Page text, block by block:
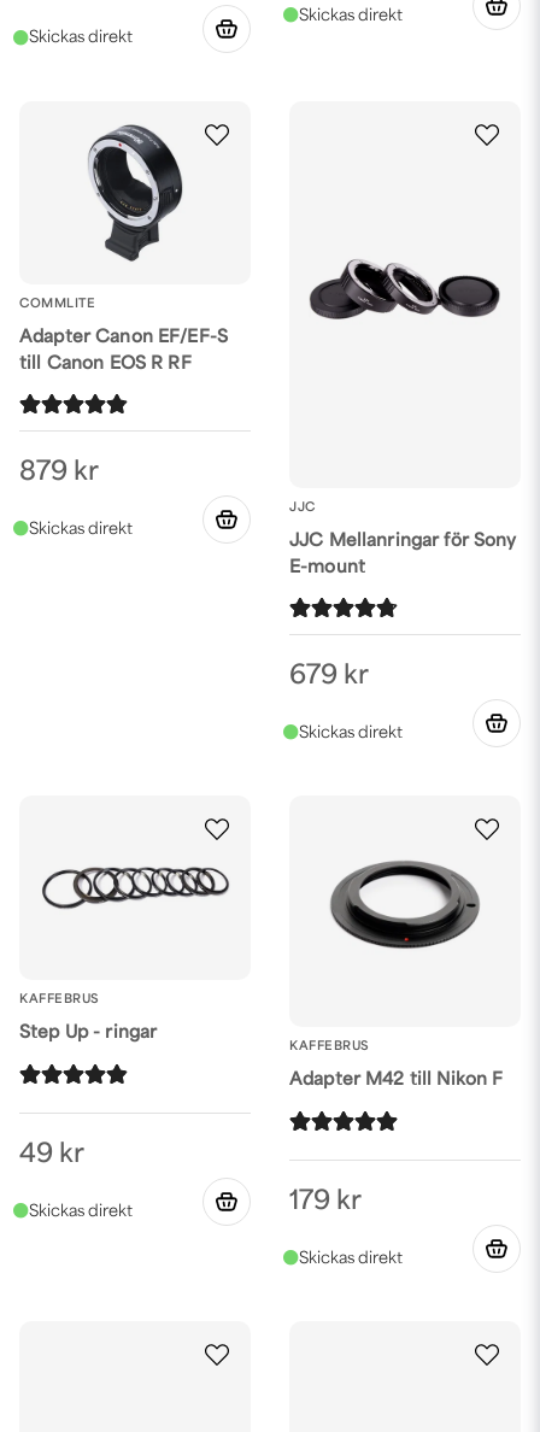
COMMLITE
Adapter Canon EF/EF-S
till Canon EOS R RF
879 kr
JJC
JJC Mellanringar för Sony
E-mount
679 kr
KAFFEBRUS
Step Up - ringar
49 kr
KAFFEBRUS
Adapter M42 till Nikon F
179 kr